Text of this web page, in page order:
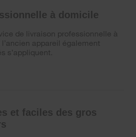
à domicile
de livraison professionnelle à
appareil également
s’appliquent.
et faciles des gros